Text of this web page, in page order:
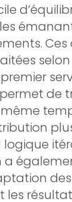
de
logique
les